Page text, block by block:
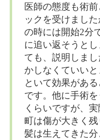
医師の態度も術
ックを受けまし
の時には開始2分
に追い返そうと
ても、説明しま
かしなくていい
といて効果があ
です。他に手術
くらいですが、
町は傷が大きく
髪は生えてきた